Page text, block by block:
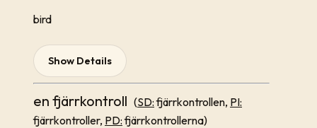
bird
Show Details
en fjärrkontroll (SD:fjärrkontrollen, PI:
fjärrkontroller, PD:fjärrkontrollerna)